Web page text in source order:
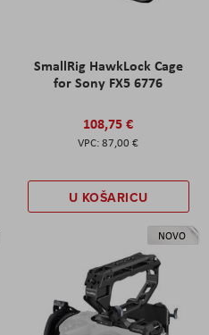
SmallRig HawkLock Cage
for Sony FX5 6776
108,75 €
87,00 €
U KOŠARICU
NOVO